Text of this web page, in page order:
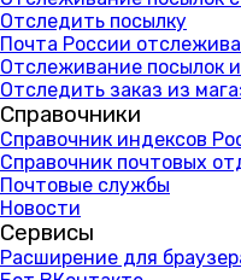
Отследить посылку
Почта России
Отслеживание посылок
Отследить заказ из
Справочники
Справочник индексов
Справочник почтовых
Почтовые службы
Новости
Сервисы
Расширение для